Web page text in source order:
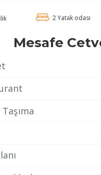
2 Yatak odası
Mesafe